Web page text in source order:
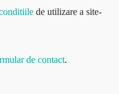
de utilizare a site-
de contact.